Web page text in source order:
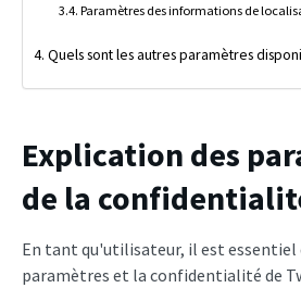
Paramètres des informations de
Quels sont les autres paramètres
Explication des
de la
En tant qu'utilisateur, il est essentiel
paramètres et la confidentialité de